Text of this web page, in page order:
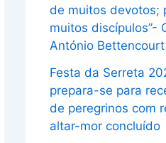
de muitos devotos;
muitos discípulos”-
António Bettencourt
Festa da Serreta
prepara-se para
de peregrinos com
altar-mor concluído